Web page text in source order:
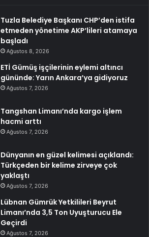
Tuzla Belediye Başkanı CHP’den istifa
etmeden yönetime AKP’lileri atamaya
başladı
Ağustos 8, 2026
ETİ Gümüş işçilerinin eylemi altıncı
gününde: Yarın Ankara’ya gidiyoruz
Ağustos 7, 2026
Tangshan Limanı’nda kargo işlem
hacmi arttı
Ağustos 7, 2026
Dünyanın en güzel kelimesi açıklandı:
Türkçeden bir kelime zirveye çok
yaklaştı
Ağustos 7, 2026
Lübnan Gümrük Yetkilileri Beyrut
Limanı’nda 3,5 Ton Uyuşturucu Ele
Geçirdi
Ağustos 7, 2026